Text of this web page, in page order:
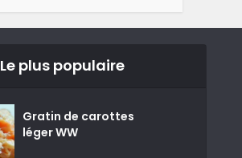
Le plus populaire
Gratin de carottes
léger WW